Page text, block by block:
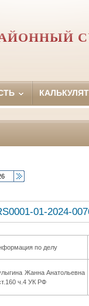
01-2024-
по делу
Жанна Анатольевна
ч.4 УК РФ